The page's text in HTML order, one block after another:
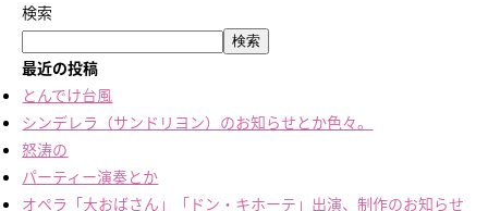
検索
検索
最近の投稿
とんでけ台風
シンデレラ（サンドリヨン）のお知らせとか色々。
怒涛の
パーティー演奏とか
オペラ「大おばさん」「ドン・キホーテ」出演、制作のお知らせ